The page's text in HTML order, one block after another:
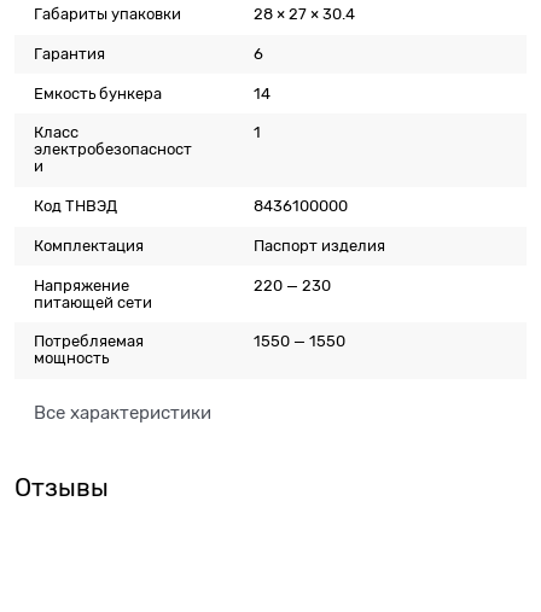
Габариты упаковки 28 × 27 × 30.4
Гарантия 6
Емкость бункера 14
Класс
электробезопасност
и
1
Код ТНВЭД 8436100000
Комплектация Паспорт изделия
Напряжение
питающей сети
220 — 230
Потребляемая
мощность
1550 — 1550
Все характеристики
Отзывы